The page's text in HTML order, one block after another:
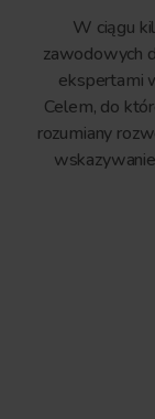
W ciągu
zawodowych
ekspertami
Celem, do
rozumiany